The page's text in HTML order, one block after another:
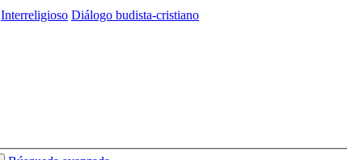
Interreligioso Diálogo budista-cristiano